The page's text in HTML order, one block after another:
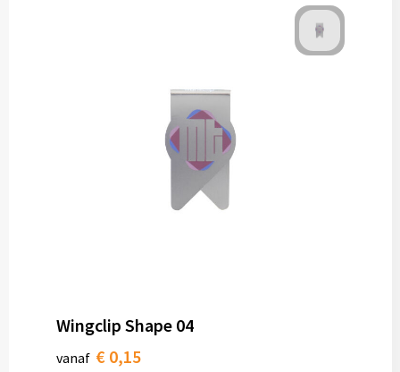
Wingclip Shape 04
vanaf € 0,15